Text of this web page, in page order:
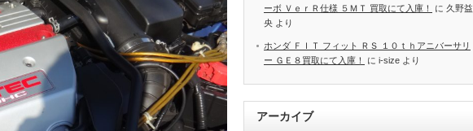
ーボ ＶｅｒＲ仕様 ５ＭＴ 買取にて入庫！
に 久野益
央 より
ホンダ ＦＩＴ フィット ＲＳ １０ｔｈアニバーサリ
ー ＧＥ８買取にて入庫！
に i-size より
アーカイブ